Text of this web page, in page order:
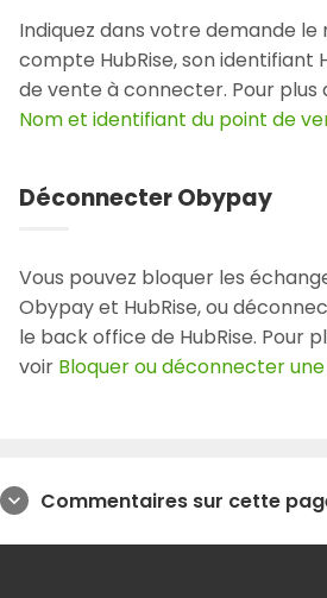
Indiquez dans votre demande
compte HubRise, son identifiant
de vente à connecter. Pour
Nom et identifiant du point de
Déconnecter Obypay
Vous pouvez bloquer les
Obypay et HubRise, ou
le back office de HubRise. Pour
voir Bloquer ou déconnecter
expand_more Commentaires sur cette